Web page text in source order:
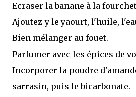
Ecraser la banane à la
Ajoutez-y le yaourt, l'huile,
Bien mélanger au fouet.
Parfumer avec les épices de
Incorporer la poudre
sarrasin, puis le bicarbonate.